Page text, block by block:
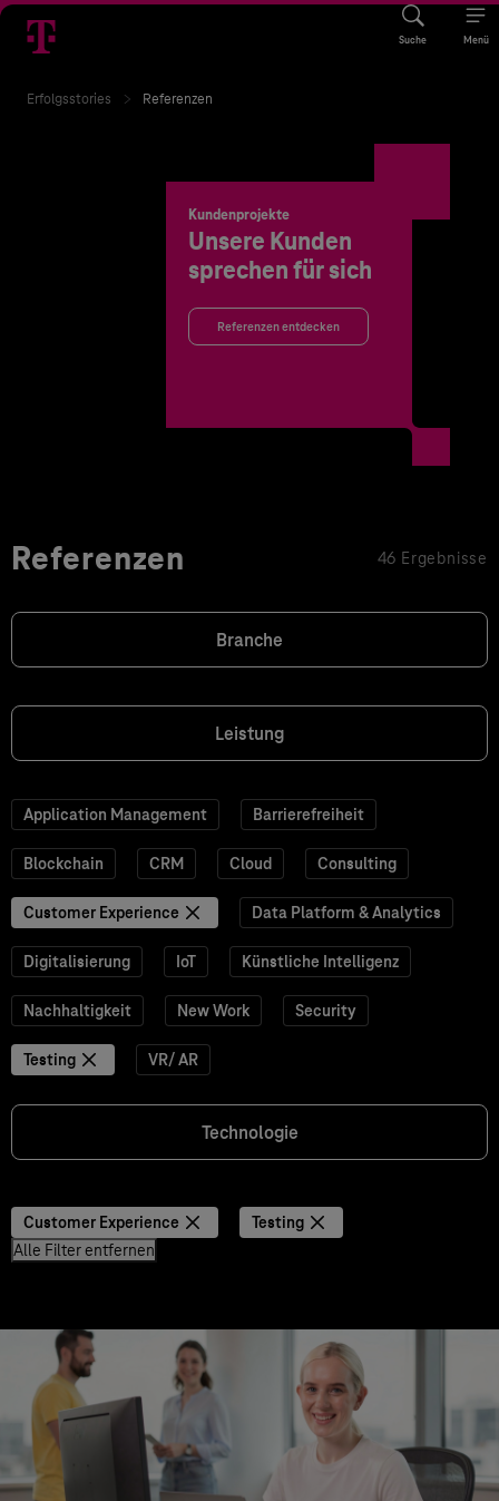
Suche Menü
Erfolgsstories Referenzen
Kundenprojekte
Unsere Kunden
sprechen für sich
Referenzen entdecken
Referenzen 46 Ergebnisse
Branche
Leistung
Application Management Barrierefreiheit
Blockchain CRM Cloud Consulting
Customer Experience Data Platform & Analytics
Digitalisierung IoT Künstliche Intelligenz
Nachhaltigkeit New Work Security
Testing VR/ AR
Technologie
Customer Experience
Testing
Alle Filter entfernen